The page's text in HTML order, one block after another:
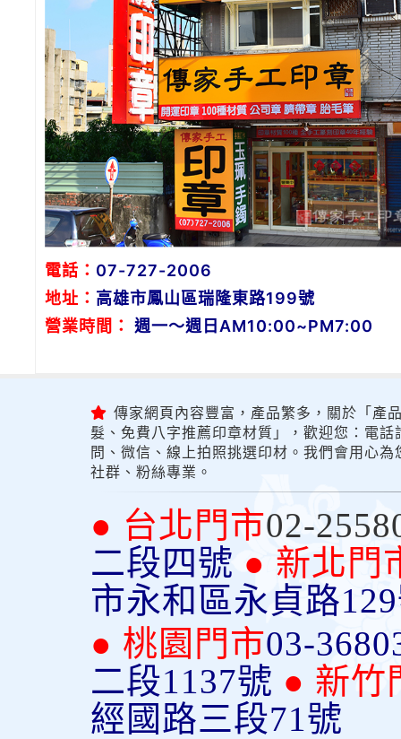
電話： 07-727-2006
地址： 高雄市鳳山區瑞隆東路199號
營業時間：
週一～週日AM10:00~PM7:00
傳家網頁內容豐富，產品繁多，關於「產
髮、免費八字推薦印章材質」，歡迎您：電
問、微信、線上拍照挑選印材。我們會用心
社群、粉絲專業。
● 台北門市02-
二段四號 ● 新北門
市永和區永貞路
● 桃園門市03-
二段1137號 ● 新竹
經國路三段71號